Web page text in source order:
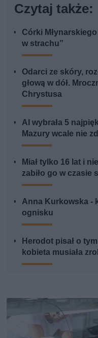
Czytaj także:
Córki
w strachu”
Odarci ze skóry,
głową w dół.
Chrystusa
AI wybrała 5
Mazury wcale nie
Miał tylko 16 lat i
zabiło go w czasie
Anna Kurkowska -
ognisku
Herodot pisał o
kobieta musiała